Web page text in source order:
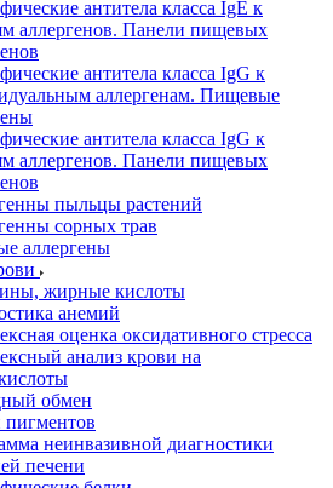
антитела класса IgE к
аллергенов. Панели пищевых
антитела класса IgG к
аллергенам. Пищевые
антитела класса IgG к
аллергенов. Панели пищевых
пыльцы растений
сорных трав
аллергены
жирные кислоты
анемий
оценка оксидативного стресса
анализ крови на
обмен
неинвазивной диагностики
печени